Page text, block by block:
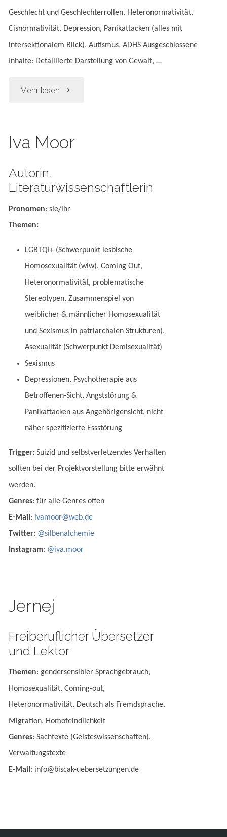
Geschlecht und Geschlechterrollen, Heteronormativität,
Cisnormativität, Depression, Panikattacken (alles mit
intersektionalem Blick), Autismus, ADHS Ausgeschlossene
Inhalte: Detaillierte Darstellung von Gewalt, …
Mehr lesen "Valo
Iva Moor
Autorin,
Literaturwissenschaftlerin
Pronomen: sie/ihr
Themen:
LGBTQI+ (Schwerpunkt lesbische
Homosexualität (wlw), Coming Out,
Heteronormativität, problematische
Stereotypen, Zusammenspiel von
weiblicher & männlicher Homosexualität
und Sexismus in patriarchalen Strukturen),
Asexualität (Schwerpunkt Demisexualität)
Sexismus
Depressionen, Psychotherapie aus
Betroffenen-Sicht, Angststörung &
Panikattacken aus Angehörigensicht, nicht
näher spezifizierte Essstörung
Trigger: Suizid und selbstverletzendes Verhalten
sollten bei der Projektvorstellung bitte erwähnt
werden.
Genres: für alle Genres offen
E-Mail : ivamoor@web.de
Twitter: @silbenalchemie
Instagram: @iva.moor
Jernej
Freiberuflicher Übersetzer
und Lektor
Themen: gendersensibler Sprachgebrauch,
Homosexualität, Coming-out,
Heteronormativität, Deutsch als Fremdsprache,
Migration, Homofeindlichkeit
Genres: Sachtexte (Geisteswissenschaften),
Verwaltungstexte
E-Mail : info@biscak-uebersetzungen.de